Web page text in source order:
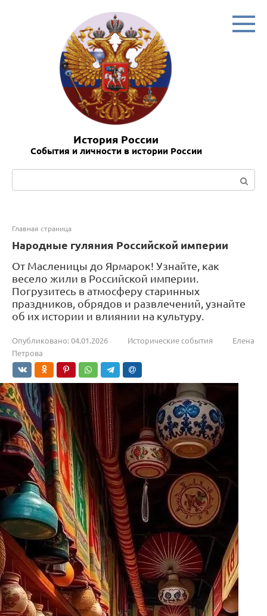
История России
События и личности в истории России
Поиск:
Главная страница
Народные гуляния Российской империи
От Масленицы до Ярмарок! Узнайте, как
весело жили в Российской империи.
Погрузитесь в атмосферу старинных
праздников, обрядов и развлечений, узнайте
об их истории и влиянии на культуру.
Опубликовано:04.01.2026 Исторические события
Елена
Петрова